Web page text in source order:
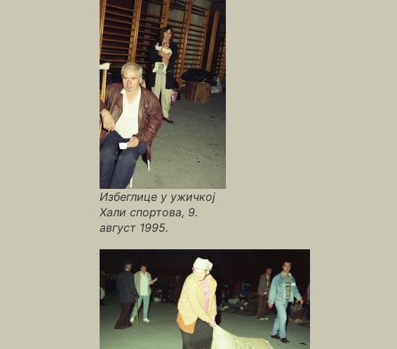
Избеглице у ужичкој
Хали спортова, 9.
август 1995.